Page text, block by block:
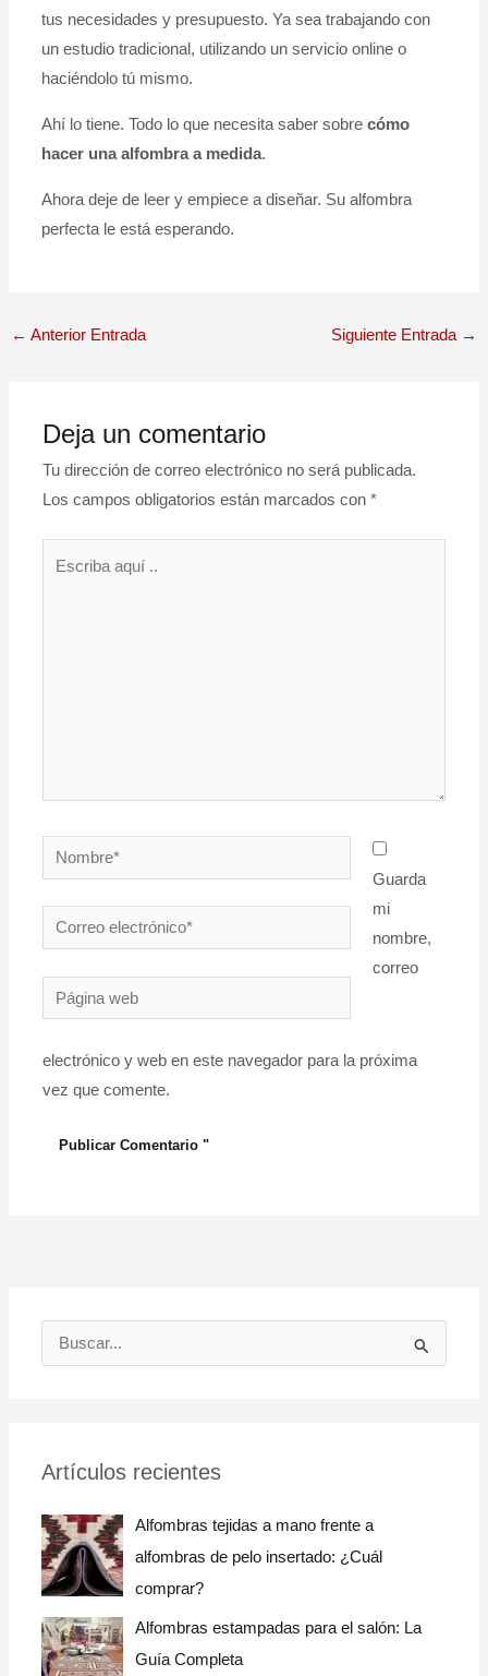
tus necesidades y presupuesto. Ya sea trabajando con
un estudio tradicional, utilizando un servicio online o
haciéndolo tú mismo.
Ahí lo tiene. Todo lo que necesita saber sobre cómo
hacer una alfombra a medida.
Ahora deje de leer y empiece a diseñar. Su alfombra
perfecta le está esperando.
← Anterior Entrada Siguiente Entrada →
Deja un comentario
Tu dirección de correo electrónico no será publicada.
Los campos obligatorios están marcados con*
Nombre*
Correo
electrónico*
Página
web
Guarda
mi
nombre,
correo
electrónico y web en este navegador para la próxima
vez que comente.
a
Artículos recientes
Alfombras tejidas a mano frente a
alfombras de pelo insertado: ¿Cuál
comprar?
Alfombras estampadas para el salón: La
Guía Completa